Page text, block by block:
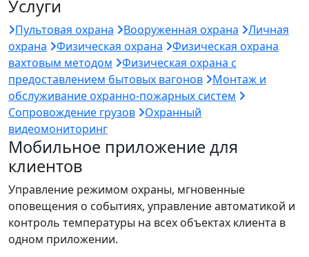
Услуги
Пультовая охрана Вооруженная охрана
Личная
охрана
Физическая охрана
Физическая охрана
вахтовым методом
Физическая охрана с
предоставлением бытовых вагонов
Монтаж и
обслуживание охранно-пожарных систем
Сопровождение грузов
Охранный
видеомониторинг
Мобильное приложение для
клиентов
Управление режимом охраны, мгновенные
оповещения о событиях, управление автоматикой и
контроль температуры на всех объектах клиента в
одном приложении.